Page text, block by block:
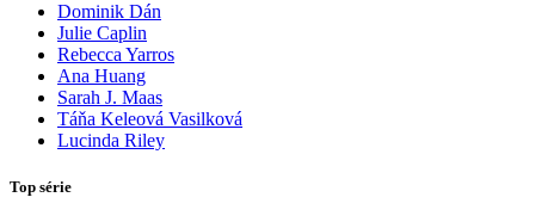
Dominik Dán
Julie Caplin
Rebecca Yarros
Ana Huang
Sarah J. Maas
Táňa Keleová Vasilková
Lucinda Riley
Top série